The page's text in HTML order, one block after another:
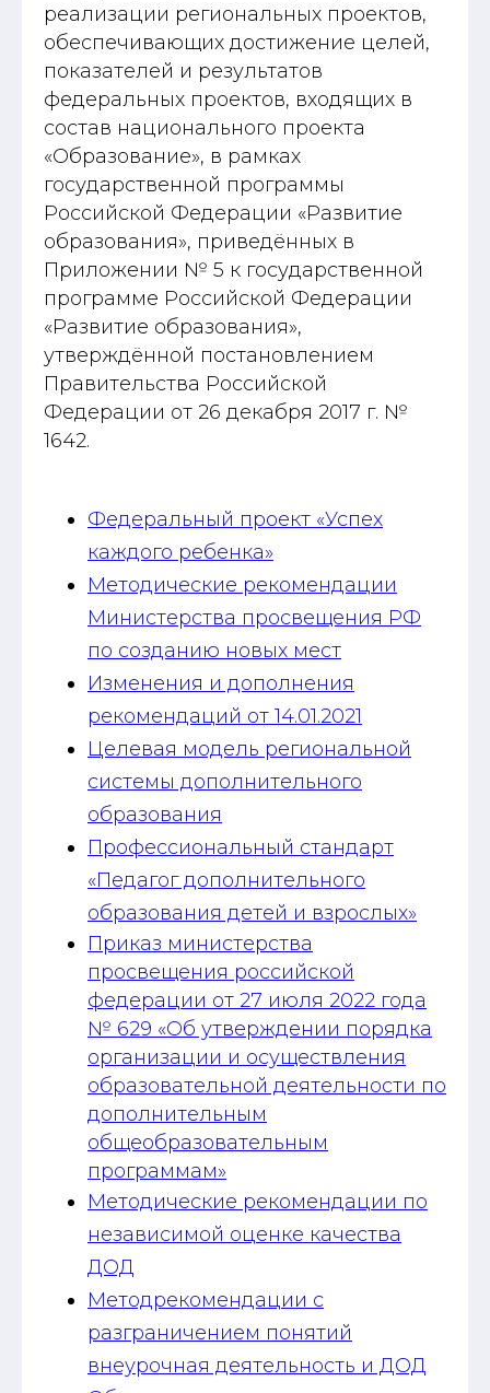
реализации региональных проектов,
обеспечивающих достижение целей,
показателей и результатов
федеральных проектов, входящих в
состав национального проекта
«Образование», в рамках
государственной программы
Российской Федерации «Развитие
образования», приведённых в
Приложении № 5 к государственной
программе Российской Федерации
«Развитие образования»,
утверждённой постановлением
Правительства Российской
Федерации от 26 декабря 2017 г. №
1642.
Федеральный проект «Успех
каждого ребенка»
Методические рекомендации
Министерства просвещения РФ
по созданию новых мест
Изменения и дополнения
рекомендаций от 14.01.2021
Целевая модель региональной
системы дополнительного
образования
Профессиональный стандарт
«Педагог дополнительного
образования детей и взрослых»
Приказ министерства
просвещения российской
федерации от 27 июля 2022 года
№ 629 «Об утверждении порядка
организации и осуществления
образовательной деятельности по
дополнительным
общеобразовательным
программам»
Методические рекомендации по
независимой оценке качества
ДОД
Методрекомендации с
разграничением понятий
внеурочная деятельность и ДОД